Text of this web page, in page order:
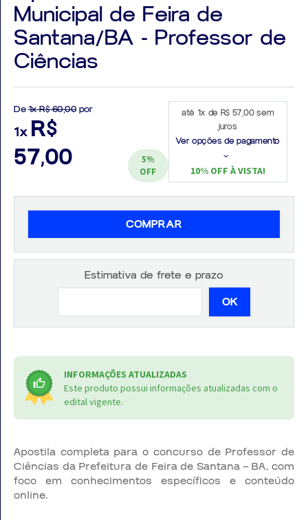
Notícias
Aulas
AO
Municipal de Feira de
Santana/BA - Professor de
Ciências
De 1x R$ 60,00 por
1x R$
57,00
5%
OFF
até 1x de R$ 57,00 sem
juros
Ver opções de pagamento
10% OFF À VISTA!
COMPRAR
Estimativa de frete e prazo
OK
INFORMAÇÕES ATUALIZADAS
Este produto possui informações atualizadas com o
edital vigente.
Apostila completa para o concurso de Professor de
Ciências da Prefeitura de Feira de Santana – BA, com
foco em conhecimentos específicos e conteúdo
online.